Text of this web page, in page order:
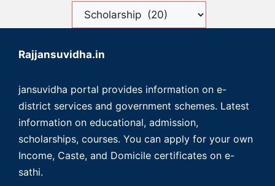
Rajjansuvidha.in
jansuvidha portal provides information on e-
district services and government schemes. Latest
information on educational, admission,
scholarships, courses. You can apply for your own
Income, Caste, and Domicile certificates on e-
sathi.